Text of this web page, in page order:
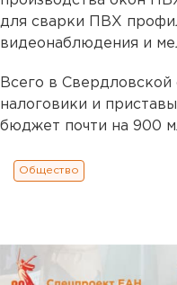
для сварки ПВХ
видеонаблюдения и
Всего в Свердловской
налоговики и
бюджет почти на 900
Общество